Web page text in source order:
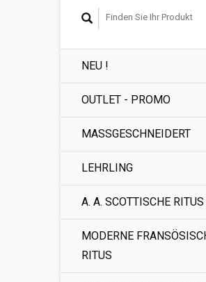
NEU !
OUTLET - PROMO
MASSGESCHNEIDERT
LEHRLING
A. A. SCOTTISCHE
MODERNE
RITUS